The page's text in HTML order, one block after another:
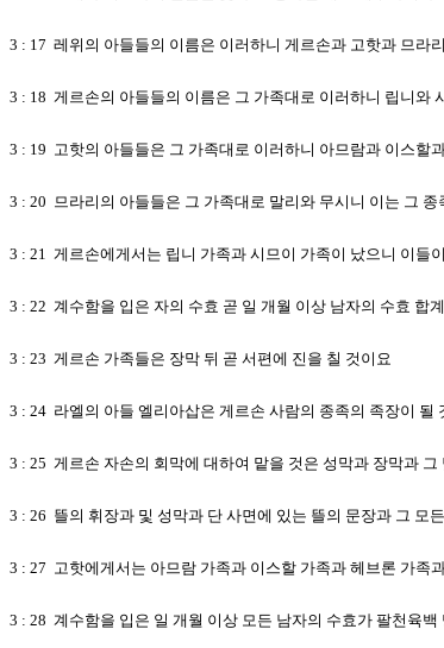
3 : 17 레위의 아들들의 이름은 이러하니 게르손과 고핫과 므라
3 : 18 게르손의 아들들의 이름은 그 가족대로 이러하니 립니와
3 : 19 고핫의 아들들은 그 가족대로 이러하니 아므람과 이스할
3 : 20 므라리의 아들들은 그 가족대로 말리와 무시니 이는 그
3 : 21 게르손에게서는 립니 가족과 시므이 가족이 났으니 이들
3 : 22 계수함을 입은 자의 수효 곧 일 개월 이상 남자의 수효 합
3 : 23 게르손 가족들은 장막 뒤 곧 서편에 진을 칠 것이요
3 : 24 라엘의 아들 엘리아삽은 게르손 사람의 종족의 족장이 될
3 : 25 게르손 자손의 회막에 대하여 맡을 것은 성막과 장막과 그
3 : 26 뜰의 휘장과 및 성막과 단 사면에 있는 뜰의 문장과 그 모
3 : 27 고핫에게서는 아므람 가족과 이스할 가족과 헤브론 가족
3 : 28 계수함을 입은 일 개월 이상 모든 남자의 수효가 팔천육백